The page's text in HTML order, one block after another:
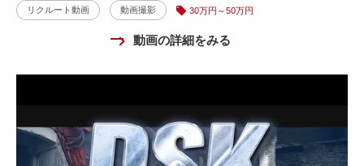
リクルート動画 動画撮影 30万円～50万円
動画の詳細をみる